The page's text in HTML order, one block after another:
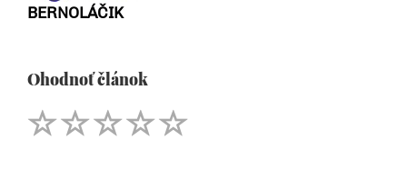
BERNOLÁČIK
Ohodnoť článok